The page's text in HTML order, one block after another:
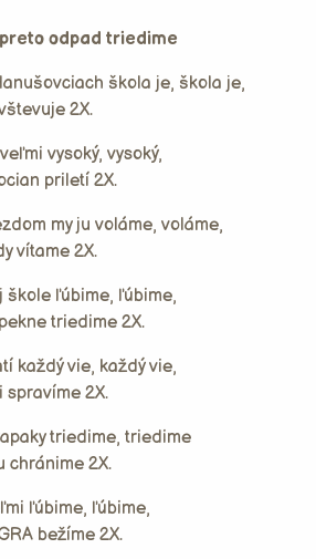
odpad triedime
škola je, škola je,
2X.
vysoký, vysoký,
priletí 2X.
my ju voláme, voláme,
vítame 2X.
škole ľúbime, ľúbime,
triedime 2X.
každý vie, každý vie,
2X.
triedime, triedime
chránime 2X.
ľúbime, ľúbime,
bežíme 2X.